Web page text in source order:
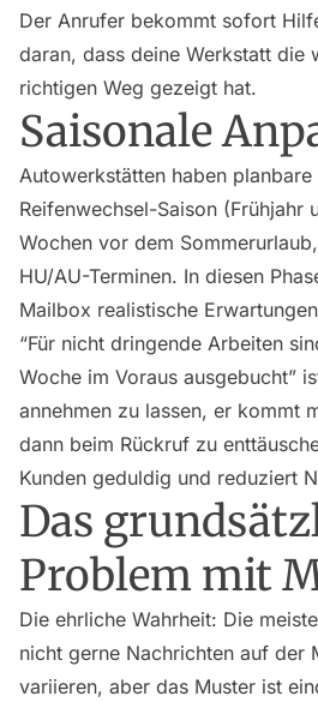
Der Anrufer bekommt sofort
daran, dass deine Werkstatt die
richtigen Weg gezeigt hat.
Saisonale
Autowerkstätten haben planbare
Reifenwechsel-Saison (Frühjahr
Wochen vor dem
HU/AU-Terminen. In diesen
Mailbox realistische
“Für nicht dringende Arbeiten
Woche im Voraus ausgebucht”
annehmen zu lassen, er kommt
dann beim Rückruf zu
Kunden geduldig und reduziert
Das
Problem mit
Die ehrliche Wahrheit: Die
nicht gerne Nachrichten auf der
variieren, aber das Muster ist